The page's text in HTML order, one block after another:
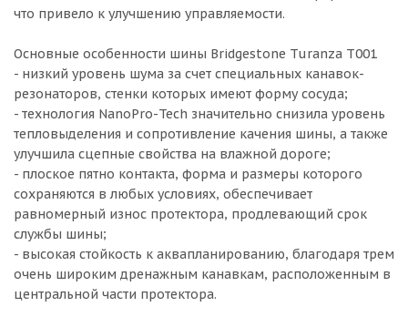
что привело к улучшению управляемости.
Основные особенности шины Bridgestone Turanza T001
- низкий уровень шума за счет специальных канавок-
резонаторов, стенки которых имеют форму сосуда;
- технология NanoPro-Tech значительно снизила уровень
тепловыделения и сопротивление качения шины, а также
улучшила сцепные свойства на влажной дороге;
- плоское пятно контакта, форма и размеры которого
сохраняются в любых условиях, обеспечивает
равномерный износ протектора, продлевающий срок
службы шины;
- высокая стойкость к аквапланированию, благодаря трем
очень широким дренажным канавкам, расположенным в
центральной части протектора.